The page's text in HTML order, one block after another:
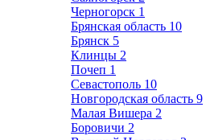
Черногорск 1
Брянская область 10
Брянск 5
Клинцы 2
Почеп 1
Севастополь 10
Новгородская область 9
Малая Вишера 2
Боровичи 2